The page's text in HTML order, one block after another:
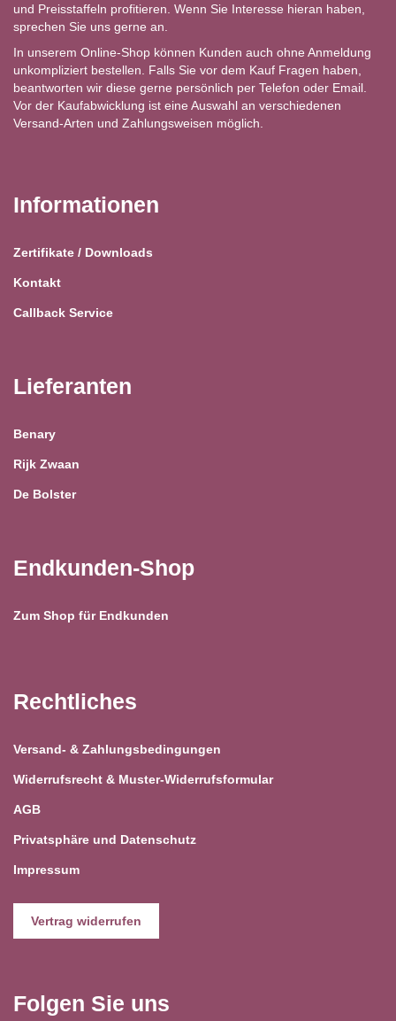
und Preisstaffeln profitieren. Wenn Sie Interesse hieran haben,
sprechen Sie uns gerne an.
In unserem Online-Shop können Kunden auch ohne Anmeldung
unkompliziert bestellen. Falls Sie vor dem Kauf Fragen haben,
beantworten wir diese gerne persönlich per Telefon oder Email.
Vor der Kaufabwicklung ist eine Auswahl an verschiedenen
Versand-Arten und Zahlungsweisen möglich.
Informationen
Zertifikate / Downloads
Kontakt
Callback Service
Lieferanten
Benary
Rijk Zwaan
De Bolster
Endkunden-Shop
Zum Shop für Endkunden
Rechtliches
Versand- & Zahlungsbedingungen
Widerrufsrecht & Muster-Widerrufsformular
AGB
Privatsphäre und Datenschutz
Impressum
Vertrag widerrufen
Folgen Sie uns